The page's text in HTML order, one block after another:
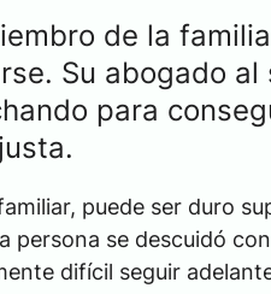
de la
Su abogado
para
puede ser duro
persona se descuidó
difícil seguir